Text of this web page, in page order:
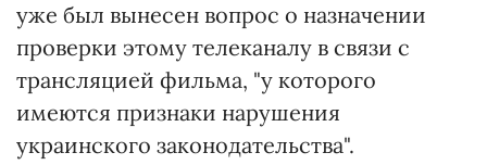
уже был вынесен вопрос о назначении
проверки этому телеканалу в связи с
трансляцией фильма, "у которого
имеются признаки нарушения
украинского законодательства".